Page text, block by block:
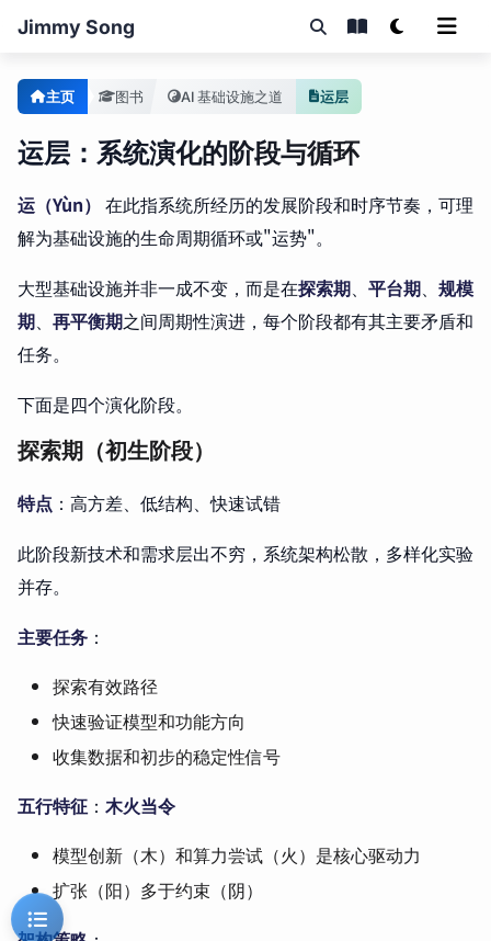
Jimmy Song
主页 图书 AI 基础设施之道 运层
运层：系统演化的阶段与循环
运（Yùn） 在此指系统所经历的发展阶段和时序节奏，可理
解为基础设施的生命周期循环或"运势"。
大型基础设施并非一成不变，而是在探索期、 平台期、 规模
期、 再平衡期之间周期性演进，每个阶段都有其主要矛盾和
任务。
下面是四个演化阶段。
探索期（初生阶段）
特点 ：高方差、低结构、快速试错
此阶段新技术和需求层出不穷，系统架构松散，多样化实验
并存。
主要任务 ：
探索有效路径
快速验证模型和功能方向
收集数据和初步的稳定性信号
五行特征 ： 木火当令
模型创新（木）和算力尝试（火）是核心驱动力
扩张（阳）多于约束（阴）